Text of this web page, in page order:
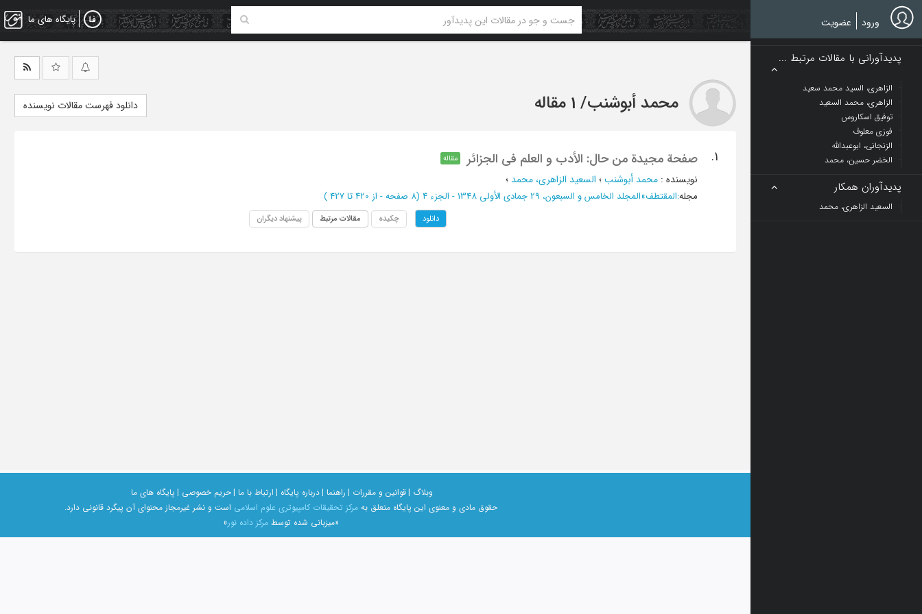
Skip
to
main
پایگاه های ما ورود عضویت
پدیدآورانی با مقالات مرتبط ...
الزاهری، السید محمد سعید
الزاهری، محمد السعید
توفیق اسکاروس
فوزی معلوف
الزنجانی، ابوعبدالله
الخضر حسین، محمد
پدیدآوران همکار
السعید الزاهری، محمد
محمد أبوشنب/ 1 مقاله دانلود فهرست مقالات نویسنده
1. صفحة مجیدة من حال: الأدب و العلم فی الجزائر مقاله
نویسنده : محمد أبوشنب؛ السعید الزاهری، محمد ؛
مجله:المقتطف»المجلد الخامس و السبعون، 29 جمادی الأولی 1348 - الجزء 4 (‎8 صفحه - از 420 تا 427 )
دانلود چکیده مقالات مرتبط پیشنهاد دیگران
وبلاگ |قوانین و مقررات | راهنما |درباره پایگاه | ارتباط با ما |حریم خصوصی | پایگاه های ما
حقوق مادی و معنوی اين پايگاه متعلق به مرکز تحقیقات کامپیوتری علوم اسلامی است و نشر غیرمجاز محتوای آن پیگرد قانونی دارد.
«میزبانی شده توسطمرکز داده نور»